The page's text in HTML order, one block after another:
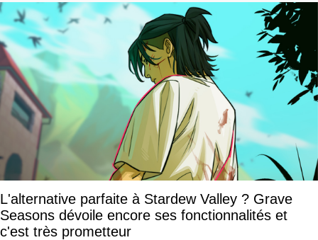
L'alternative parfaite à Stardew Valley ? Grave
Seasons dévoile encore ses fonctionnalités et
c'est très prometteur